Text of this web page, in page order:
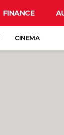
FINANCE
CINEMA